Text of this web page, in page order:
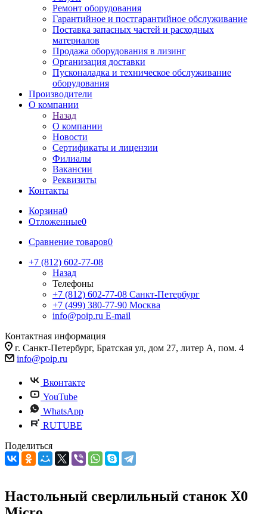
Ремонт оборудования
Гарантийное и постгарантийное обслуживание
Поставка запасных частей и расходных
материалов
Продажа оборудования в лизинг
Организация доставки
Пусконаладка и техническое обслуживание
оборудования
Производители
О компании
Назад
О компании
Новости
Сертификаты и лицензии
Филиалы
Вакансии
Реквизиты
Контакты
Корзина0
Отложенные0
Сравнение товаров0
+7 (812) 602-77-08
Назад
Телефоны
+7 (812) 602-77-08 Санкт-Петербург
+7 (499) 380-77-90 Москва
info@poip.ru E-mail
Контактная информация
г. Санкт-Петербург, Братская ул, дом 27, литер А, пом. 4
info@poip.ru
Вконтакте
YouTube
WhatsApp
RUTUBE
Поделиться
Настольный сверлильный станок X0